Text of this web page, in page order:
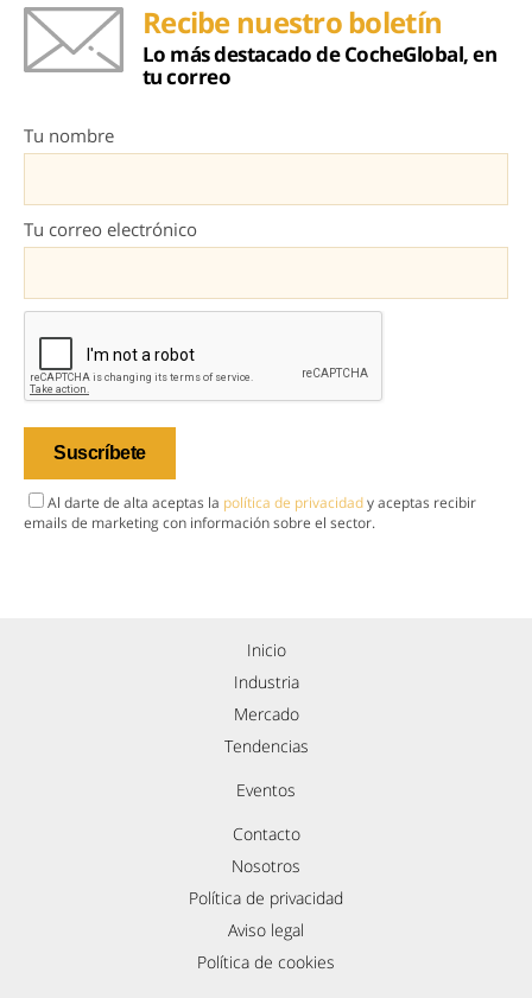
Recibe nuestro boletín
Lo más destacado de CocheGlobal, en
tu correo
Tu nombre
Tu correo electrónico
Al darte de alta aceptas la política de privacidady aceptas recibir
emails de marketing con información sobre el sector.
Inicio
Industria
Mercado
Tendencias
Eventos
Contacto
Nosotros
Política de privacidad
Aviso legal
Política de cookies